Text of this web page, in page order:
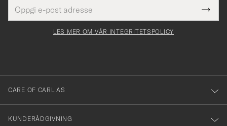
postadresse
felt
Tack
för
dig
till
vårt
nyhetsbrev!
LES MER OM VÅR INTEGRITETSPOLICY
CARE OF CARL AS
KUNDERÅDGIVNING